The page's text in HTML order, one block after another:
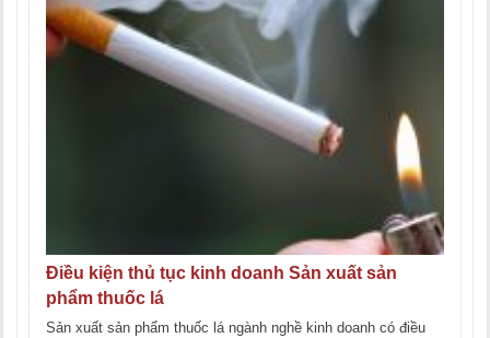
Điều kiện thủ tục kinh doanh Sản xuất sản
phẩm thuốc lá
Sản xuất sản phẩm thuốc lá ngành nghề kinh doanh có điều